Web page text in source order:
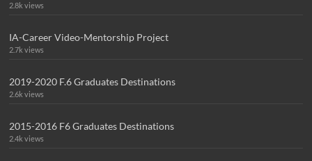
2.8k views
IA-Career Video-Mentorship Project
2.7k views
2019-2020 F.6 Graduates Destinations
2.6k views
2015-2016 F6 Graduates Destinations
2.4k views